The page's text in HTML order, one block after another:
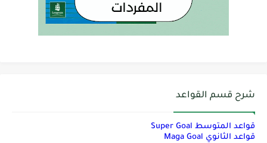
شرح قسم القواعد
قواعد المتوسط Super Goal
قواعد الثانوي Maga Goal